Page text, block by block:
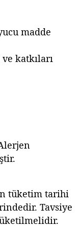
madde
katkıları
tüketim tarihi
Tavsiye